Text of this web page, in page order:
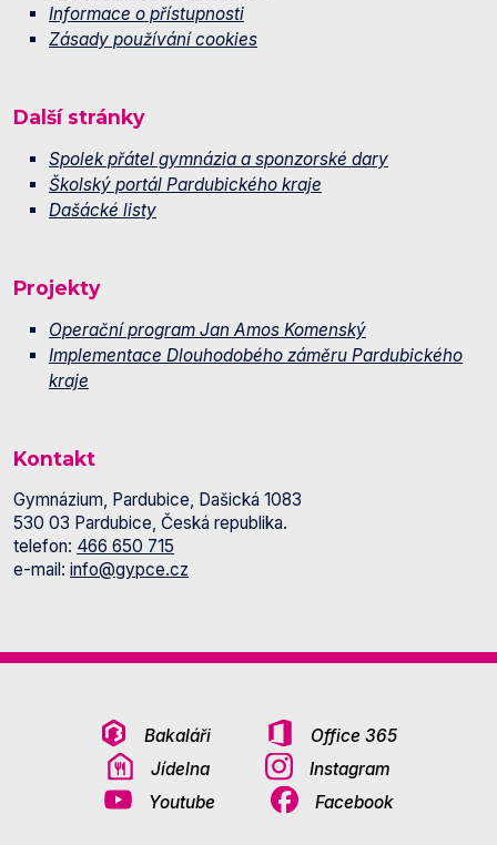
Informace o přístupnosti
Zásady používání cookies
Další stránky
Spolek přátel gymnázia a sponzorské dary
Školský portál Pardubického kraje
Dašácké listy
Projekty
Operační program Jan Amos Komenský
Implementace Dlouhodobého záměru Pardubického
kraje
Kontakt
Gymnázium, Pardubice, Dašická 1083
530 03 Pardubice, Česká republika.
telefon: 466 650 715
e-mail: info@gypce.cz
Bakaláři
Office 365
Jídelna
Instagram
Youtube
Facebook